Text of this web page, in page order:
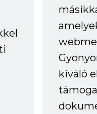
kiváló